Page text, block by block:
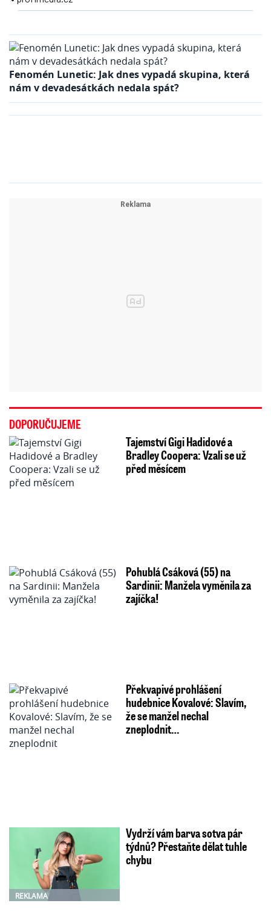
Fenomén Lunetic: Jak dnes vypadá skupina, která
nám v devadesátkách nedala spát?
DOPORUČUJEME
Tajemství Gigi Hadidové a
Bradley Coopera: Vzali se už
před měsícem
Pohublá Csáková (55) na
Sardinii: Manžela vyměnila za
zajíčka!
Překvapivé prohlášení
hudebnice Kovalové: Slavím,
že se manžel nechal
zneplodnit…
REKLAMA
Vydrží vám barva sotva pár
týdnů? Přestaňte dělat tuhle
chybu